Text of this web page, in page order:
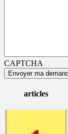
CAPTCHA
articles